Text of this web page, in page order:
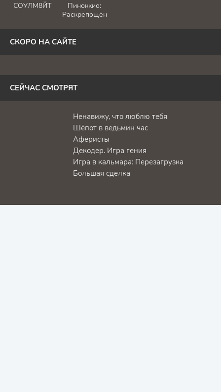
СОУЛМ8ЙТ
Пиноккио:
Раскрепощённый
СКОРО НА САЙТЕ
СЕЙЧАС СМОТРЯТ
Ненавижу, что люблю тебя
Шёпот в ведьмин час
Аферисты
Декодер. Игра гения
Игра в кальмара: Перезагрузка
Большая сделка